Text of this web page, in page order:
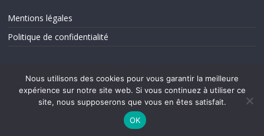
Mentions légales
Politique de confidentialité
Nous utilisons des cookies pour vous garantir la meilleure
expérience sur notre site web. Si vous continuez à utiliser ce
site, nous supposerons que vous en êtes satisfait.
OK